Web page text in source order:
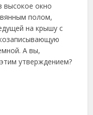
высокое окно
полом,
на крышу с
А вы,
утверждением?